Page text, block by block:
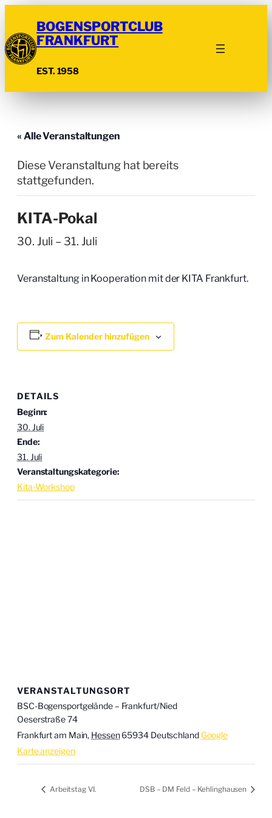
BOGENSPORTCLUB
FRANKFURT
EST. 1958
« Alle Veranstaltungen
Diese Veranstaltung hat bereits
stattgefunden.
KITA-Pokal
30. Juli – 31. Juli
Veranstaltung in Kooperation mit der KITA Frankfurt.
Zum Kalender hinzufügen
DETAILS
Beginn:
30. Juli
Ende:
31. Juli
Veranstaltungskategorie:
Kita-Workshop
VERANSTALTUNGSORT
BSC-Bogensportgelände – Frankfurt/Nied
Oeserstraße 74
Frankfurt am Main, Hessen 65934 Deutschland Google
Karte anzeigen
Arbeitstag VI. DSB – DM Feld – Kehlinghausen